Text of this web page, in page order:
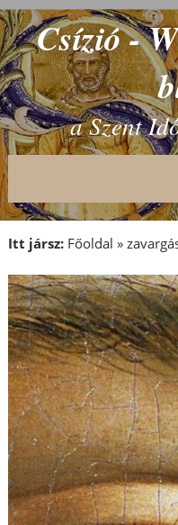
Csízió -
a Szent
Itt jársz: Főoldal »